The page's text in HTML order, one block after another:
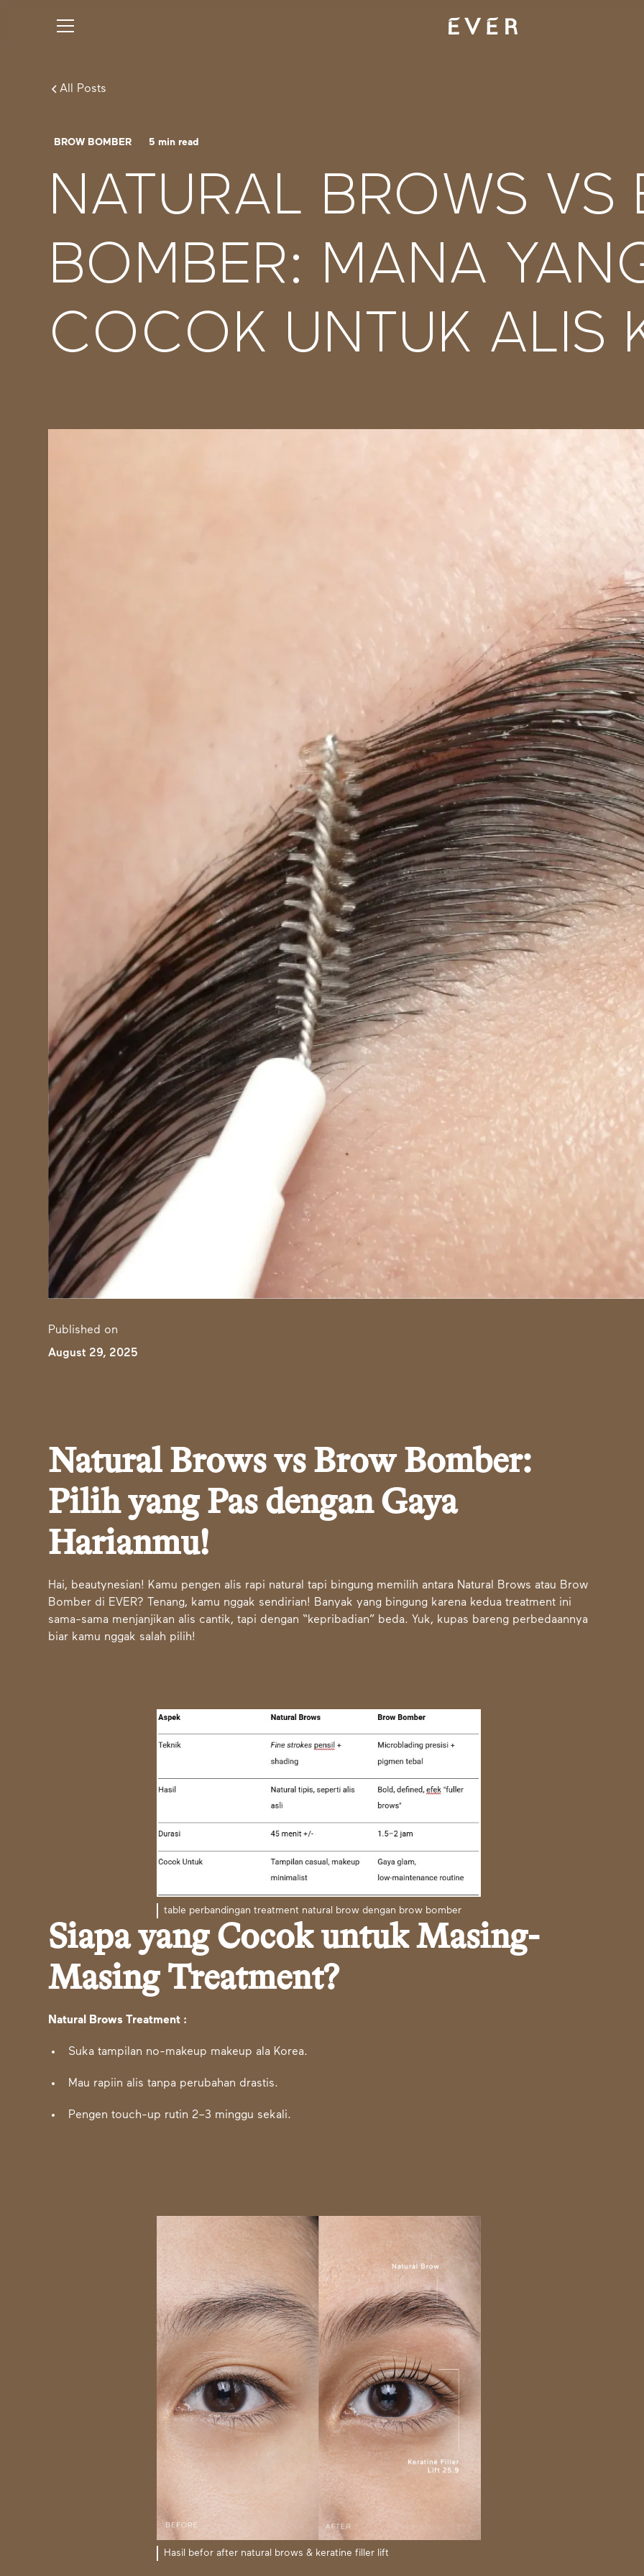
All Posts
BROW BOMBER 5 min read
NATURAL BROWS VS
BOMBER: MANA
COCOK UNTUK ALIS
Published on
August 29, 2025
Natural Brows vs Brow Bomber:
Pilih yang Pas dengan Gaya
Harianmu!
Hai, beautynesian! Kamu pengen alis rapi natural tapi bingung memilih antara Natural Brows atau Brow
Bomber di EVER? Tenang, kamu nggak sendirian! Banyak yang bingung karena kedua treatment ini
sama-sama menjanjikan alis cantik, tapi dengan “kepribadian” beda. Yuk, kupas bareng perbedaannya
biar kamu nggak salah pilih!
table perbandingan treatment natural brow dengan brow bomber
Siapa yang Cocok untuk Masing-
Masing Treatment?
Natural Brows Treatment :
Suka tampilan no-makeup makeup ala Korea.
Mau rapiin alis tanpa perubahan drastis.
Pengen touch-up rutin 2–3 minggu sekali.
Hasil befor after natural brows & keratine filler lift